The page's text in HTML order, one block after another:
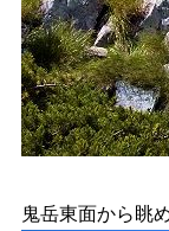
鬼岳東面から眺